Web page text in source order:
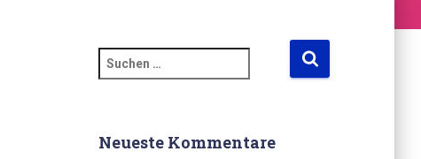
u
e
Neueste Kommentare